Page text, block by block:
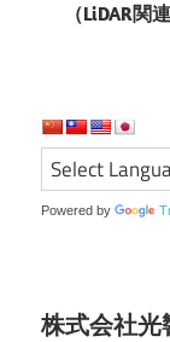
ー
シ
ョ
（LiDAR
Powered by
株式会社光